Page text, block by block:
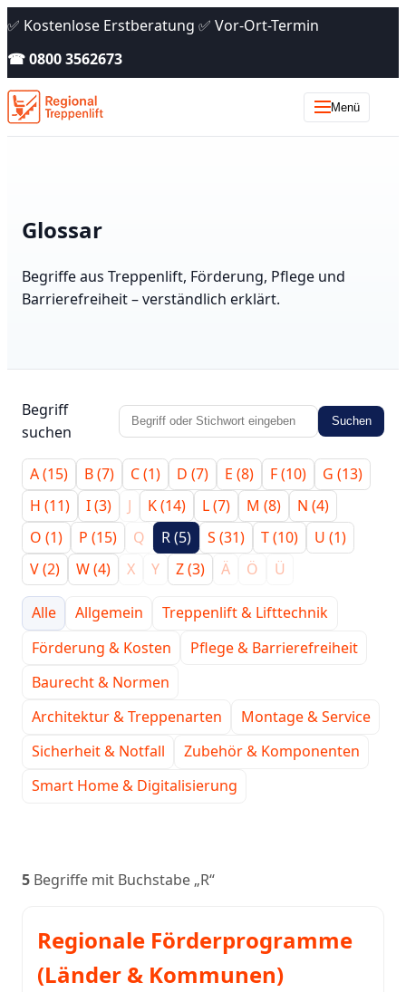
✅ Kostenlose Erstberatung ✅ Vor-Ort-Termin
☎ 0800 3562673
Menü
Glossar
Begriffe aus Treppenlift, Förderung, Pflege und
Barrierefreiheit – verständlich erklärt.
Begriff
suchen
Suchen
A (15) B (7) C (1) D (7) E (8) F (10)
G (13)
H (11)
I (3) J K (14) L (7) M (8)
N (4)
O (1)
P (15) Q R (5) S (31) T (10)
U (1)
V (2)
W (4) X Y Z (3) Ä Ö Ü
Alle Allgemein
Treppenlift & Lifttechnik
Förderung & Kosten
Pflege & Barrierefreiheit
Baurecht & Normen
Architektur & Treppenarten
Montage & Service
Sicherheit & Notfall
Zubehör & Komponenten
Smart Home & Digitalisierung
5 Begriffe mit Buchstabe „R“
Regionale Förderprogramme
(Länder & Kommunen)